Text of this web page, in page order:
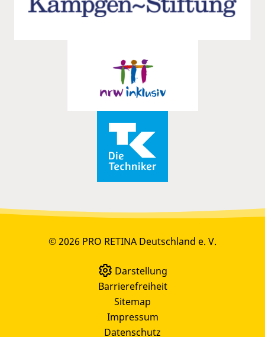
© 2026 PRO RETINA Deutschland e. V.
Darstellung
Barrierefreiheit
Sitemap
Impressum
Datenschutz